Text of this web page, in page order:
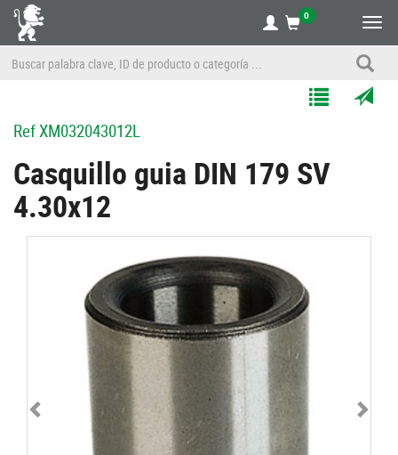
0
Listas
RefXM032043012L
Casquillo guia DIN 179 SV
4.30x12